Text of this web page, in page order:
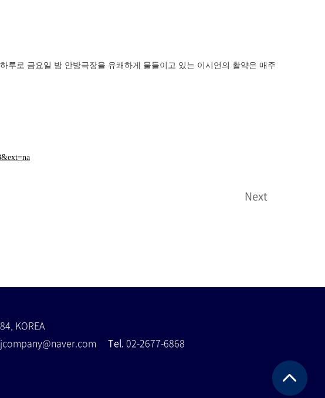
루로 금요일 밤 안방극장을 유쾌하게 물들이고 있는 이시언의 활약은 매주
Next
KOREA
Tel. 02-2677-6868